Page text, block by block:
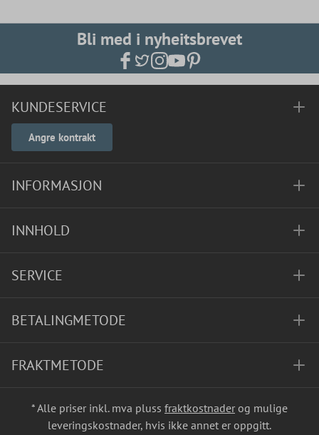
Bli med i nyheitsbrevet
KUNDESERVICE
Angre kontrakt
INFORMASJON
INNHOLD
SERVICE
BETALINGMETODE
FRAKTMETODE
* Alle priser inkl. mva pluss fraktkostnader og mulige
leveringskostnader, hvis ikke annet er oppgitt.